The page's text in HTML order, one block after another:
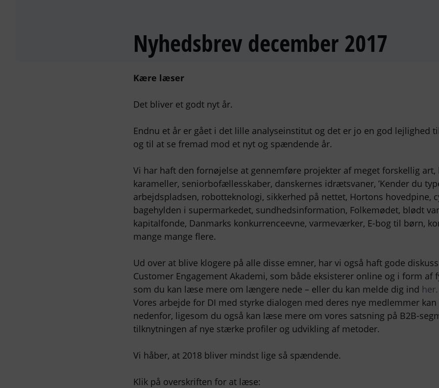
Nyhedsbrev december 2017
Kære læser
Det bliver et godt nyt år.
Endnu et år er gået i det lille analyseinstitut og det er jo en god lejlighed
og til at se fremad mod et nyt og spændende år.
Vi har haft den fornøjelse at gennemføre projekter af meget forskellig
karameller, seniorbofællesskaber, danskernes idrætsvaner, ’Kender du
arbejdspladsen, robotteknologi, sikkerhed på nettet, Hortons hovedpine,
bagehylden i supermarkedet, sundhedsinformation, Folkemødet, blødt
kapitalfonde, Danmarks konkurrenceevne, varmeværker, E-bog til børn,
mange mange flere.
Ud over at blive klogere på alle disse emner, har vi også haft gode
Customer Engagement Akademi, som både eksisterer online og i form af
som du kan læse mere om længere nede – eller du kan melde dig ind her.
Vores arbejde for DI med styrke dialogen med deres nye medlemmer
nedenfor, ligesom du også kan læse mere om vores satsning på B2B-
tilknytningen af nye stærke profiler og udvikling af metoder.
Vi håber, at 2018 bliver mindst lige så spændende.
Klik på overskriften for at læse: